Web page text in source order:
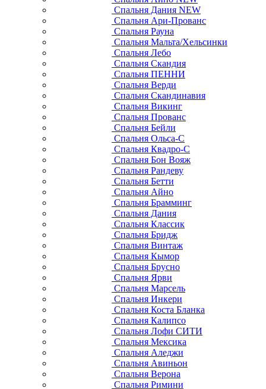
Спальня Дания NEW
Спальня Ари-Прованс
Спальня Рауна
Спальня Мальта/Хельсинки
Спальня Лебо
Спальня Скандия
Спальня ПЕННИ
Спальня Верди
Спальня Скандинавия
Спальня Викинг
Спальня Прованс
Спальня Бейли
Спальня Ольса-С
Спальня Квадро-С
Спальня Бон Вояж
Спальня Рандеву
Спальня Бетти
Спальня Айно
Спальня Брамминг
Спальня Дания
Спальня Классик
Спальня Бридж
Спальня Винтаж
Спальня Кымор
Спальня Брусно
Спальня Ярви
Спальня Марсель
Спальня Инкери
Спальня Коста Бланка
Спальня Калипсо
Спальня Лофи СИТИ
Спальня Мексика
Спальня Аледжи
Спальня Авиньон
Спальня Верона
Спальня Римини